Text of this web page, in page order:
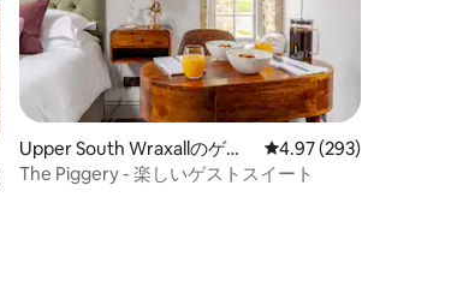
、5つ星中4.99つ星の平均評価
Upper South Wraxallのゲス
トスイート
レビュー293件、5つ
4.97 (293)
The Piggery - 楽しいゲストスイート